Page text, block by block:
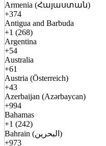
Armenia (Հայաստան)
+374
Antigua and Barbuda
+1 (268)
Argentina
+54
Australia
+61
Austria (Österreich)
+43
Azerbaijan (Azərbaycan)
+994
Bahamas
+1 (242)
Bahrain (البحرين)
+973